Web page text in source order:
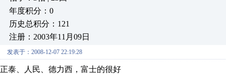
年度积分：0
历史总积分：121
注册：2003年11月09日
发表于：2008-12-07 22:19:28
正泰、人民、德力西，富士的很好